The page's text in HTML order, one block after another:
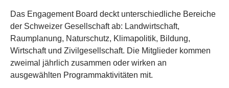
Das Engagement Board deckt unterschiedliche Bereiche
der Schweizer Gesellschaft ab: Landwirtschaft,
Raumplanung, Naturschutz, Klimapolitik, Bildung,
Wirtschaft und Zivilgesellschaft. Die Mitglieder kommen
zweimal jährlich zusammen oder wirken an
ausgewählten Programmaktivitäten mit.